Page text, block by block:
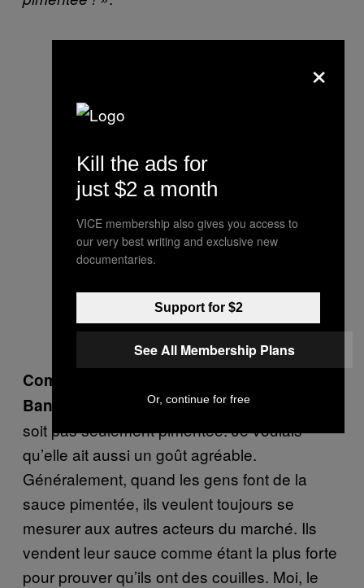
Comment décrirais-tu le goût de « Gringo
Bandito » ?
Je cherchais une sauce qui ne
soit pas seulement pimentée. Je voulais
qu’elle ait aussi un goût agréable.
Généralement, quand les gens font de la
sauce pimentée, ils veulent toujours se
mesurer aux autres acteurs du marché. Ils
vendent leur sauce comme étant la plus forte
pour prouver qu’ils ont des couilles. Moi, le
×
Kill the ads for
just $2 a month
VICE membership also gives you access to
our very best writing and exclusive new
documentaries.
Support for $2
See All Membership Plans
Or, continue for free